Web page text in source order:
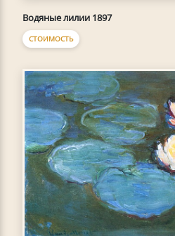
Водяные лилии 1897
СТОИМОСТЬ